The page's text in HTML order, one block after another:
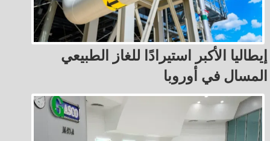
إيطاليا الأكبر استيرادًا للغاز الطبيعي
المسال في أوروبا